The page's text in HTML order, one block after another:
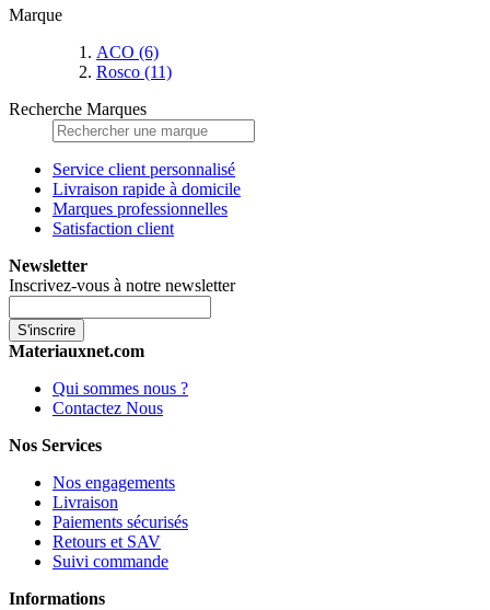
Marque
ACO (6)
Rosco (11)
Recherche Marques
Service client personnalisé
Livraison rapide à domicile
Marques professionnelles
Satisfaction client
Newsletter
Inscrivez-vous à notre newsletter
S'inscrire
Materiauxnet.com
Qui sommes nous ?
Contactez Nous
Nos Services
Nos engagements
Livraison
Paiements sécurisés
Retours et SAV
Suivi commande
Informations